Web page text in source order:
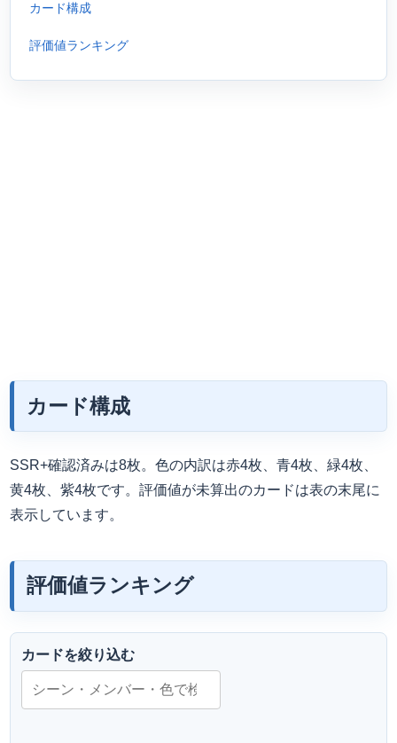
カード構成
評価値ランキング
カード構成
SSR+確認済みは8枚。色の内訳は赤4枚、青4枚、緑4枚、
黄4枚、紫4枚です。評価値が未算出のカードは表の末尾に
表示しています。
評価値ランキング
カードを絞り込む